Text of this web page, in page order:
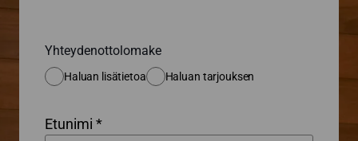
Yhteydenottolomake
Haluan lisätietoa Haluan tarjouksen
Etunimi *